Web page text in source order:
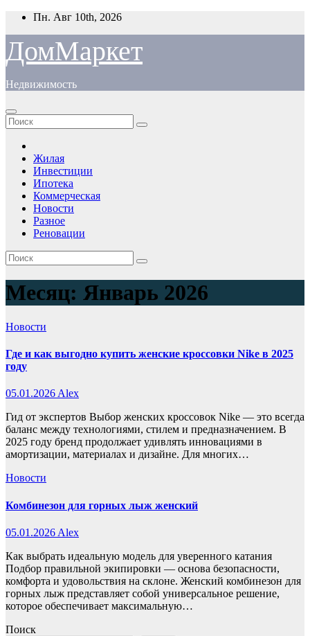
Перейти
содержимому
Пн. Авг 10th, 2026
ДомМаркет
Недвижимость
Жилая
Инвестиции
Ипотека
Коммерческая
Новости
Разное
Реновации
Месяц: Январь 2026
Новости
Где и как выгодно купить женские кроссовки Nike в 2025
году
05.01.2026Alex
Гид от экспертов Выбор женских кроссовок Nike — это всегда
баланс между технологиями, стилем и предназначением. В
2025 году бренд продолжает удивлять инновациями в
амортизации, материалах и дизайне. Для многих…
Новости
Комбинезон для горных лыж женский
05.01.2026 Alex
Как выбрать идеальную модель для уверенного катания
Подбор правильной экипировки — основа безопасности,
комфорта и удовольствия на склоне. Женский комбинезон для
горных лыж представляет собой универсальное решение,
которое обеспечивает максимальную…
Поиск